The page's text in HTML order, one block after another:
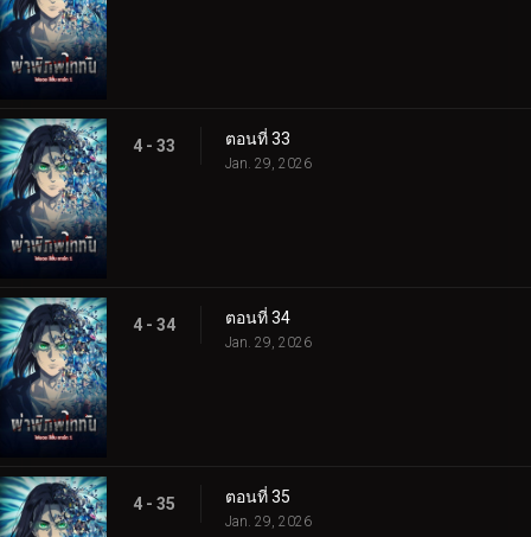
4 - 33 ตอนที่ 33
Jan. 29, 2026
4 - 34 ตอนที่ 34
Jan. 29, 2026
4 - 35 ตอนที่ 35
Jan. 29, 2026